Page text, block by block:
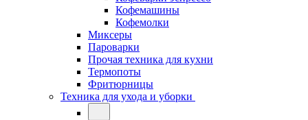
Кофемашины
Кофемолки
Миксеры
Пароварки
Прочая техника для кухни
Термопоты
Фритюрницы
Техника для ухода и уборки